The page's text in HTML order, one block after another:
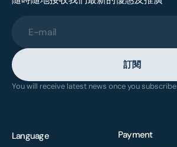
E-mail
訂閱
You will receive latest news once you subscribe
Language Payment